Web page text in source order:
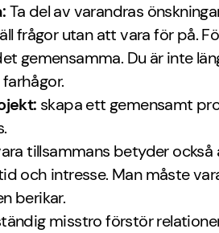
Ta del av varandras
frågor utan att vara för på.
gemensamma. Du är inte
skapa ett gemensamt
tillsammans betyder
och intresse. Man måste
berikar.
misstro förstör